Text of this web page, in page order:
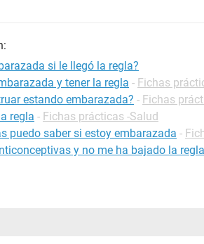
si le llegó la regla?
y tener la regla - Fichas
estando embarazada? - Fichas
regla - Fichas prácticas -Salud
puedo saber si estoy embarazada -
y no me ha bajado la